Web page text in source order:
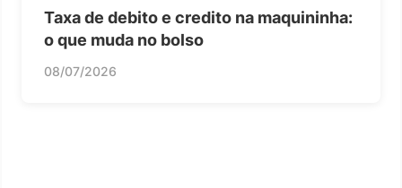
Taxa de debito e credito na maquininha:
o que muda no bolso
08/07/2026